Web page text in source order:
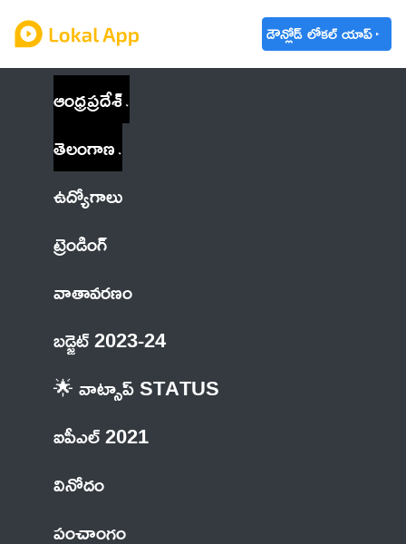
డౌన్లోడ్ లోకల్ యాప్
ఆంధ్రప్రదేశ్
తెలంగాణ
ఉద్యోగాలు
ట్రెండింగ్
వాతావరణం
బడ్జెట్ 2023-24
🌟 వాట్సాప్ STATUS
ఐపీఎల్ 2021
వినోదం
పంచాంగం